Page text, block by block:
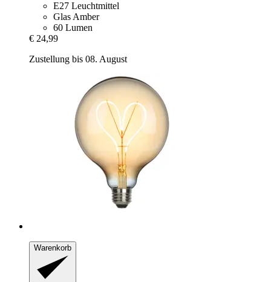
E27 Leuchtmittel
Glas Amber
60 Lumen
€ 24,99
Zustellung bis 08. August
Warenkorb